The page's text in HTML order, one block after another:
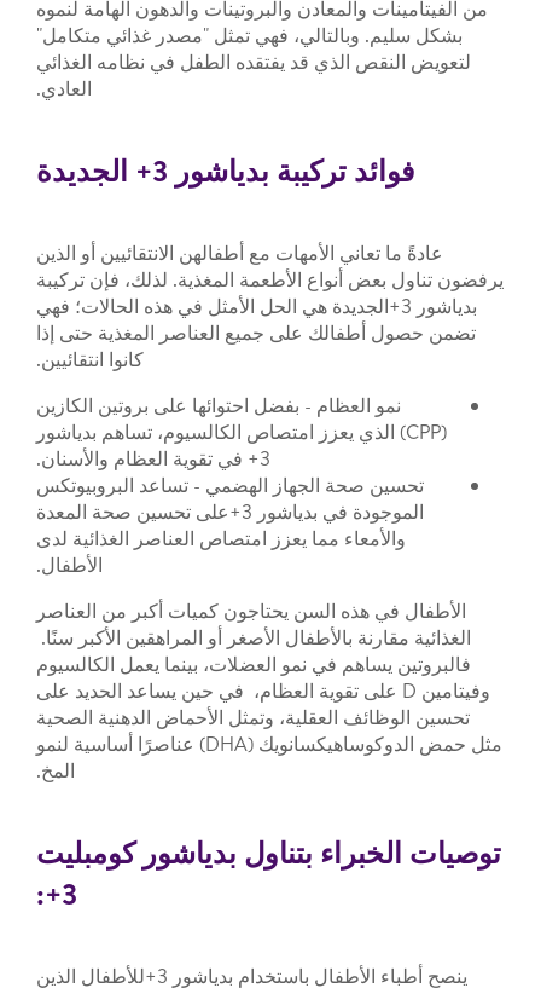
من الفيتامينات والمعادن والبروتينات والدهون الهامة لنموه
بشكل سليم. وبالتالي، فهي تمثل "مصدر غذائي متكامل"
لتعويض النقص الذي قد يفتقده الطفل في نظامه الغذائي
العادي.
فوائد تركيبة بدياشور 3+ الجديدة
عادةً ما تعاني الأمهات مع أطفالهن الانتقائيين أو الذين
يرفضون تناول بعض أنواع الأطعمة المغذية. لذلك، فإن تركيبة
بدياشور 3+الجديدة هي الحل الأمثل في هذه الحالات؛ فهي
تضمن حصول أطفالك على جميع العناصر المغذية حتى إذا
كانوا انتقائيين.
نمو العظام - بفضل احتوائها على بروتين الكازين
(CPP) الذي يعزز امتصاص الكالسيوم، تساهم بدياشور
3+ في تقوية العظام والأسنان.
تحسين صحة الجهاز الهضمي - تساعد البروبيوتكس
الموجودة في بدياشور 3+على تحسين صحة المعدة
والأمعاء مما يعزز امتصاص العناصر الغذائية لدى
الأطفال.
الأطفال في هذه السن يحتاجون كميات أكبر من العناصر
الغذائية مقارنة بالأطفال الأصغر أو المراهقين الأكبر سنًا.
فالبروتين يساهم في نمو العضلات، بينما يعمل الكالسيوم
وفيتامين D على تقوية العظام، في حين يساعد الحديد على
تحسين الوظائف العقلية، وتمثل الأحماض الدهنية الصحية
مثل حمض الدوكوساهيكسانويك (DHA) عناصرًا أساسية لنمو
المخ.
توصيات الخبراء بتناول بدياشور كومبليت
3+:
ينصح أطباء الأطفال باستخدام بدياشور 3+للأطفال الذين